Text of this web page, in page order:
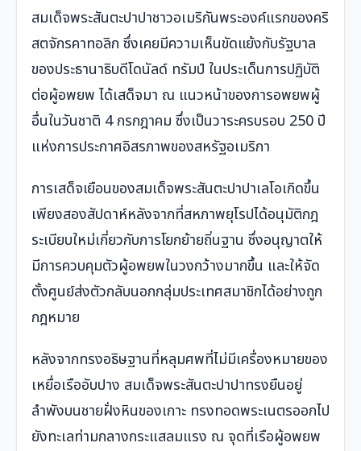
สมเด็จพระสันตะปาปาชาวอเมริกันพระองค์แรกของคริ
สตจักรคาทอลิก ซึ่งเคยมีความเห็นขัดแย้งกับรัฐบาล
ของประธานาธิบดีโดนัลด์ ทรัมป์ ในประเด็นการปฏิบัติ
ต่อผู้อพยพ ได้เสด็จมา ณ แนวหน้าของการอพยพผู้
อื่นในวันชาติ 4 กรกฎาคม ซึ่งเป็นวาระครบรอบ 250 ปี
แห่งการประกาศอิสรภาพของสหรัฐอเมริกา
การเสด็จเยือนของสมเด็จพระสันตะปาปาเลโอเกิดขึ้น
เพียงสองสัปดาห์หลังจากที่สหภาพยุโรปได้อนุมัติกฎ
ระเบียบใหม่เกี่ยวกับการโยกย้ายถิ่นฐาน ซึ่งอนุญาตให้
มีการควบคุมตัวผู้อพยพในวงกว้างมากขึ้น และให้จัด
ตั้งศูนย์ส่งตัวกลับนอกกลุ่มประเทศสมาชิกได้อย่างถูก
กฎหมาย
หลังจากทรงอธิษฐานที่หลุมศพที่ไม่มีเครื่องหมายของ
เหยื่อเรืออับปาง สมเด็จพระสันตะปาปาทรงยืนอยู่
ลำพังบนชายฝั่งหินของเกาะ ทรงทอดพระเนตรออกไป
ยังทะเลท่ามกลางกระแสลมแรง ณ จุดที่เรือผู้อพยพ